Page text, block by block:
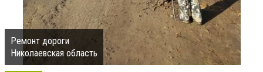
Ремонт дороги
Николаевская область